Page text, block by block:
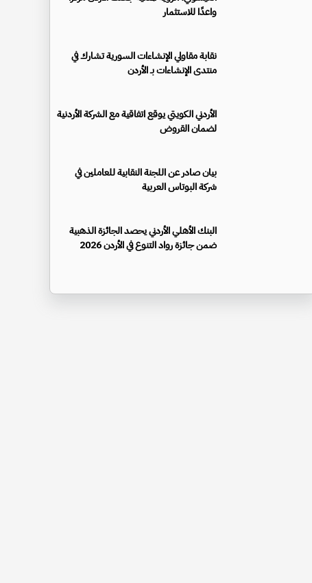
واعدًا للاستثمار
نقابة مقاولي الإنشاءات السورية تشارك في
منتدى الإنشاءات بـ الأردن
الأردني الكويتي يوقع اتفاقية مع الشركة الأردنية
لضمان القروض
بيان صادر عن اللجنة النقابية للعاملين في
شركة البوتاس العربية
البنك الأهلي الأردني يحصد الجائزة الذهبية
ضمن جائزة رواد التنوع في الأردن 2026